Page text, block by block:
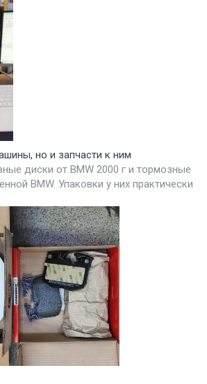
но и запчасти к ним
диски от BMW 2000 г и тормозные
BMW. Упаковки у них практически